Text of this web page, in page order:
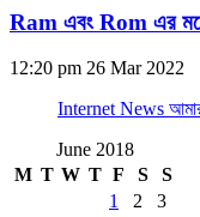
Ram এবং Rom এর
12:20 pm 26 Mar 2022
Internet News
June 2018
M T W T F S
S
1
2 3